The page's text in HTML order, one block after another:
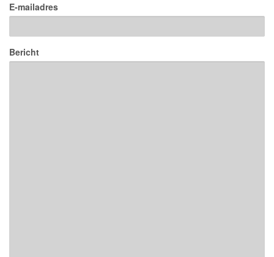
E-mailadres
Bericht